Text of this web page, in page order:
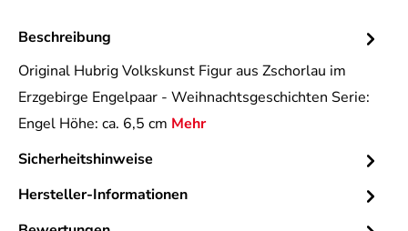
Beschreibung
Original Hubrig Volkskunst Figur aus Zschorlau im
Erzgebirge Engelpaar - Weihnachtsgeschichten Serie:
Engel Höhe: ca. 6,5 cm Mehr
Sicherheitshinweise
Hersteller-Informationen